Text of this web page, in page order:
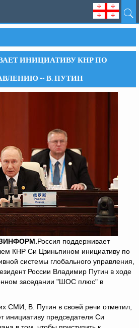
ИНИЦИАТИВУ КНР ПО
-- В. ПУТИН
Россия поддерживает
КНР Си Цзиньпином инициативу по
системы глобального управления,
России Владимир Путин в ходе
заседании "ШОС плюс" в
СМИ, В. Путин в своей речи отметил,
инициативу председателя Си